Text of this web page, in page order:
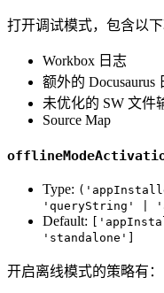
打开调试模式，包含以下
Workbox 日志
额外的 Docusaurus
未优化的 SW 文件
Source Map
Type:
'queryString' |
Default:
'standalone']
开启离线模式的策略有：